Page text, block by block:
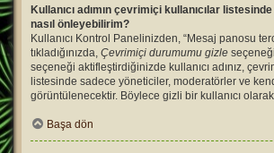
Kullanıcı adımın çevrimiçi kullanıcılar
nasıl önleyebilirim?
Kullanıcı Kontrol Panelinizden, “Mesaj panosu
tıkladığınızda, Çevrimiçi durumumu gizle
seçeneği aktifleştirdiğinizde kullanıcı adınız,
listesinde sadece yöneticiler, moderatörler ve
görüntülenecektir. Böylece gizli bir kullanıcı olarak
Başa dön